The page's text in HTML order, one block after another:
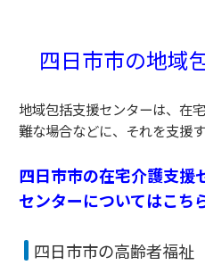
四日市市の地域
地域包括支援センターは、在
難な場合などに、それを支援
四日市市の在宅介護支援
センターについてはこち
四日市市の高齢者福祉